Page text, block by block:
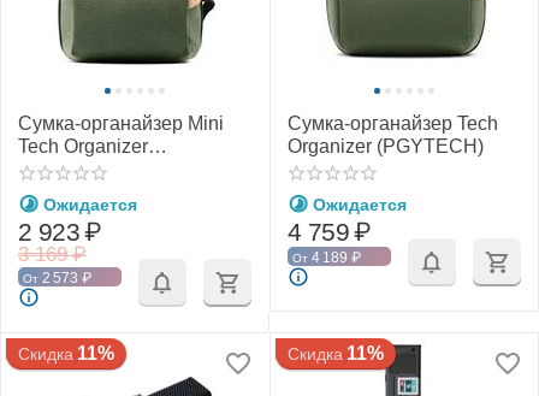
Сумка-органайзер Mini
Tech Organizer
(PGYTECH)
Ожидается
3 169 ₽
2 923₽
От 2 573 ₽
Сумка-органайзер Tech
Organizer (PGYTECH)
Ожидается
4 759₽
От 4 189 ₽
Скидка 11% Скидка 11%